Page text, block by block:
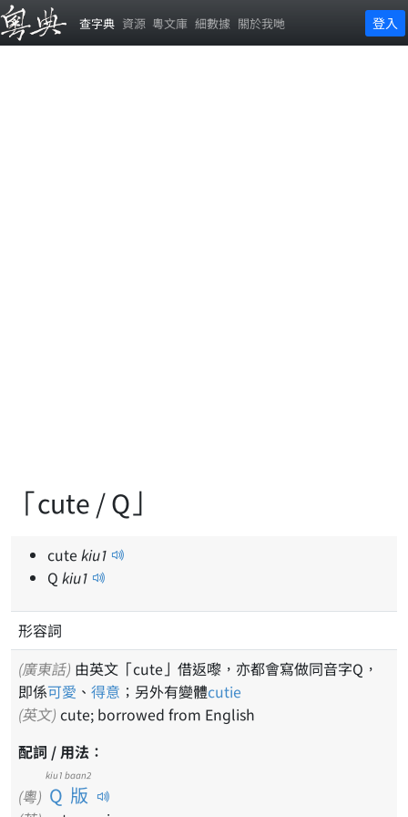
查字典 資源 粵文庫 細數據 關於我哋 登入
「cute / Q」
cute kiu1
Q kiu1
形容詞
(廣東話)
即係可愛 、 得意 ；另外有變體cutie
(英文) cute; borrowed from English
配詞 / 用法：
(粵) Q版
kiu1 baan2